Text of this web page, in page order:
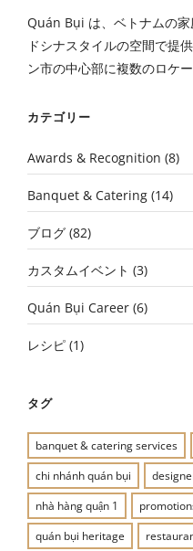
Quán Bụi は、ベトナムの
ドシナスタイルの空間で提
ン市の中心部に複数のロケ
カテゴリー
Awards & Recognition (8)
Banquet & Catering (14)
ブログ (82)
カスタムイベント (3)
Quán Bụi Career (6)
レシピ (1)
タグ
banquet & catering services
chi nhánh quán bụi
nhà hàng quận 1
quán bụi heritage